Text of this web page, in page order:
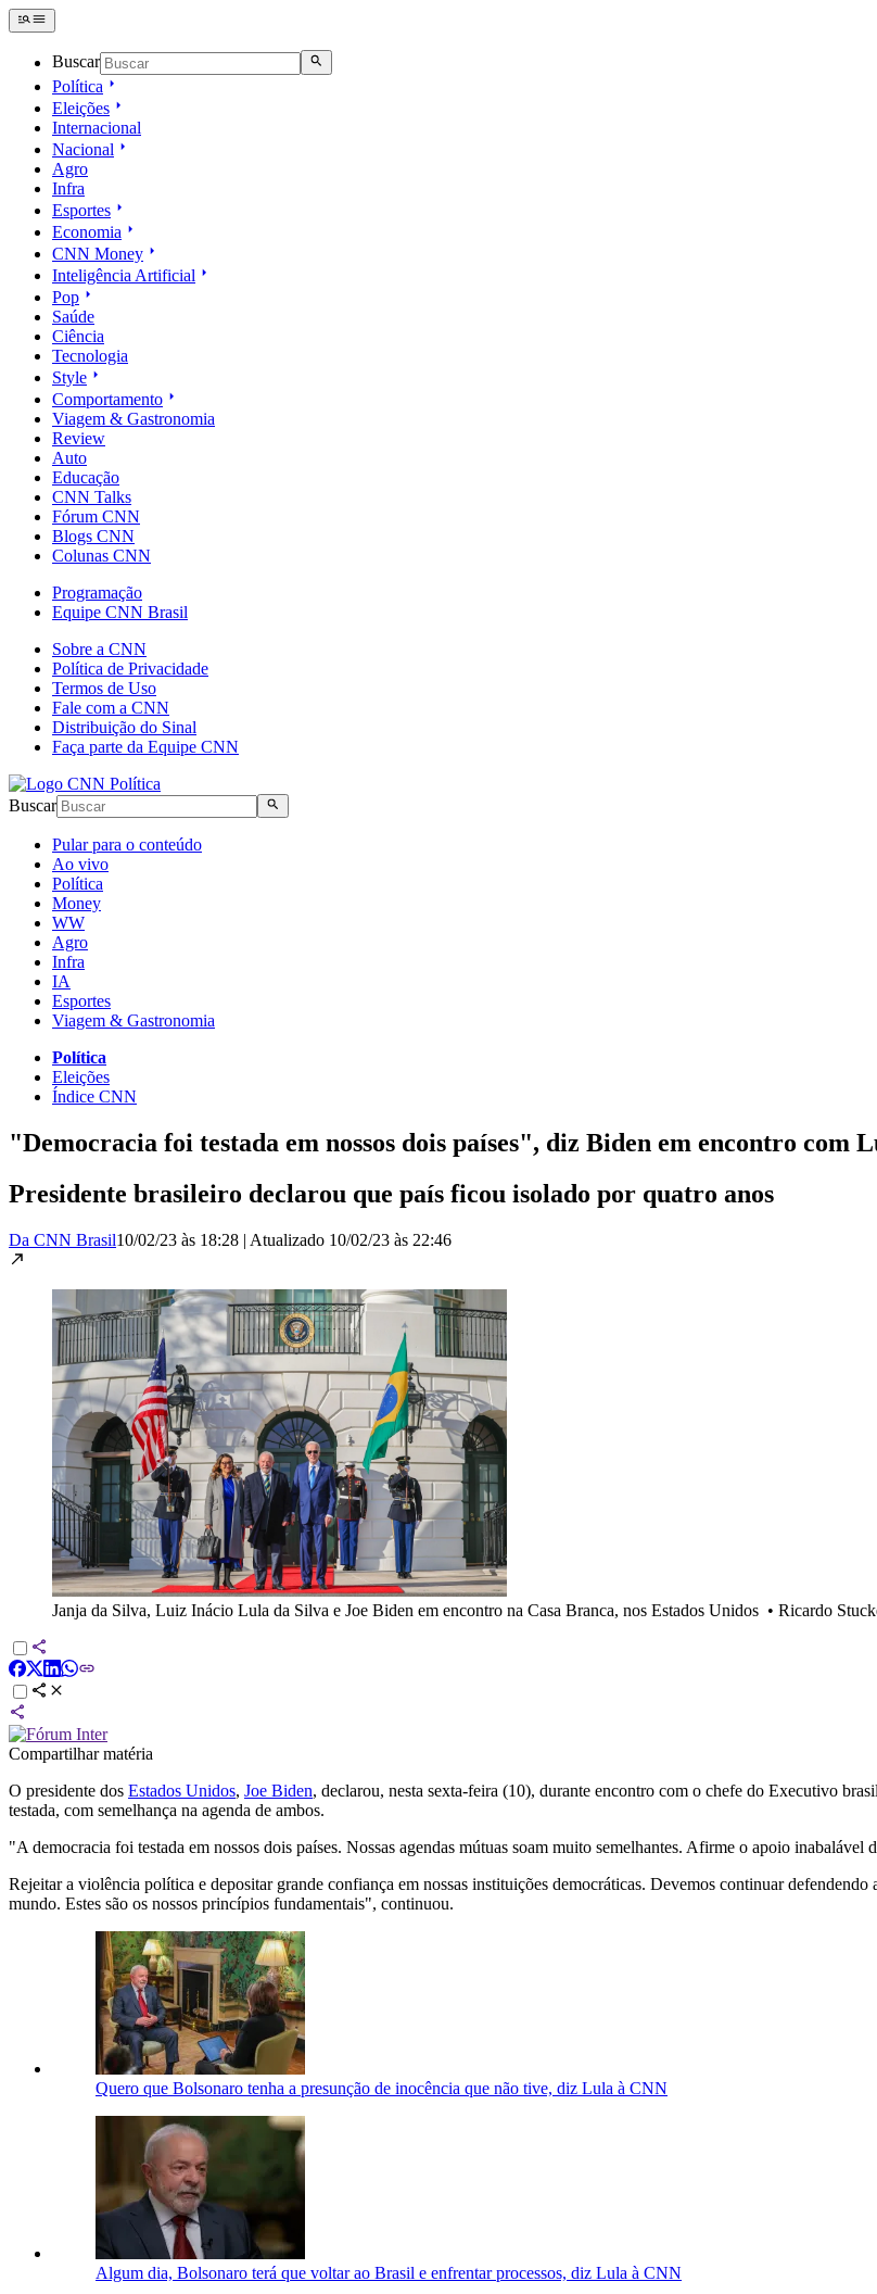
Buscar
Política
Eleições
Internacional
Nacional
Agro
Infra
Esportes
Economia
CNN Money
Inteligência Artificial
Pop
Saúde
Ciência
Tecnologia
Style
Comportamento
Viagem & Gastronomia
Review
Auto
Educação
CNN Talks
Fórum CNN
Blogs CNN
Colunas CNN
Programação
Equipe CNN Brasil
Sobre a CNN
Política de Privacidade
Termos de Uso
Fale com a CNN
Distribuição do Sinal
Faça parte da Equipe CNN
Buscar
Pular para o conteúdo
Ao vivo
Política
Money
WW
Agro
Infra
IA
Esportes
Viagem & Gastronomia
Política
Eleições
Índice CNN
"Democracia foi testada em nossos dois países", diz Biden em encontro com
Presidente brasileiro declarou que país ficou isolado por quatro anos
Da CNN Brasil10/02/23 às 18:28 | Atualizado 10/02/23 às 22:46
Janja da Silva, Luiz Inácio Lula da Silva e Joe Biden em encontro na Casa Branca, nos Estados Unidos • Ricardo
Compartilhar matéria
O presidente dos Estados Unidos, Joe Biden, declarou, nesta sexta-feira (10), durante encontro com o chefe do Executivo
testada, com semelhança na agenda de ambos.
"A democracia foi testada em nossos dois países. Nossas agendas mútuas soam muito semelhantes. Afirme o apoio
Rejeitar a violência política e depositar grande confiança em nossas instituições democráticas. Devemos continuar
mundo. Estes são os nossos princípios fundamentais", continuou.
Quero que Bolsonaro tenha a presunção de inocência que não tive, diz Lula à CNN
Algum dia, Bolsonaro terá que voltar ao Brasil e enfrentar processos, diz Lula à CNN